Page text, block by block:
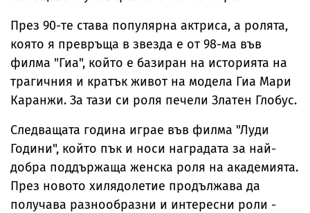
През 90-те става популярна актриса, а ролята,
която я превръща в звезда е от 98-ма във
филма "Гиа", който е базиран на историята на
трагичния и кратък живот на модела Гиа Мари
Каранжи. За тази си роля печели Златен Глобус.
Следващата година играе във филма "Луди
Години", който пък и носи наградата за най-
добра поддържаща женска роля на академията.
През новото хилядолетие продължава да
получава разнообразни и интересни роли -